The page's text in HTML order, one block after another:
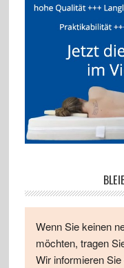
Wenn Sie keinen
möchten, tragen
Wir informieren